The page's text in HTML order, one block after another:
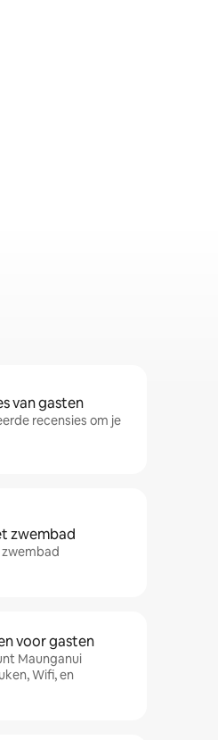
van gasten
recensies om je
zwembad
voor gasten
Maunganui
Wifi, en